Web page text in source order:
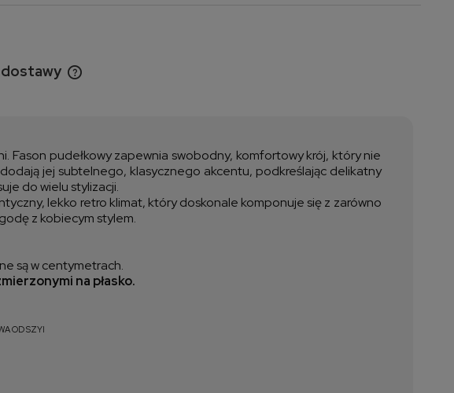
Fason pudełkowy zapewnia swobodny, komfortowy krój, który nie
jej subtelnego, klasycznego akcentu, podkreślając delikatny
do wielu stylizacji.
lekko retro klimat, który doskonale komponuje się z zarówno
z kobiecym stylem.
są w centymetrach.
na płasko.
OD SZYI